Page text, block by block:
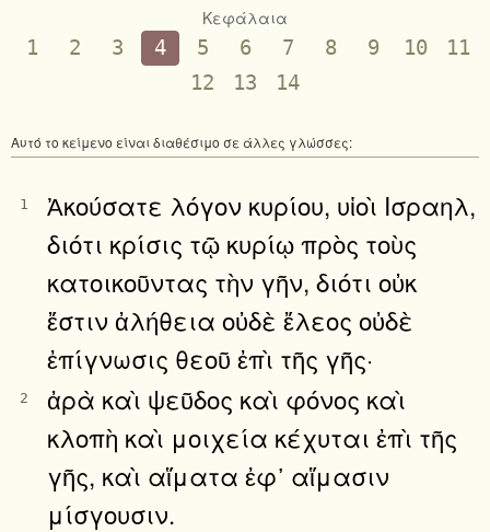
Κεφάλαια
1 2 3 4 5 6 7 8 9 10
11
12
13 14
Αυτό το κείμενο είναι διαθέσιμο σε άλλες γλώσσες:
1
Ἀκούσατε λόγον κυρίου, υἱοὶ Ισραηλ,
διότι κρίσις τῷ κυρίῳ πρὸς τοὺς
κατοικοῦντας τὴν γῆν, διότι οὐκ
ἔστιν ἀλήθεια οὐδὲ ἔλεος οὐδὲ
ἐπίγνωσις θεοῦ ἐπὶ τῆς γῆς·
2
ἀρὰ καὶ ψεῦδος καὶ φόνος καὶ
κλοπὴ καὶ μοιχεία κέχυται ἐπὶ τῆς
γῆς, καὶ αἵματα ἐφ᾿ αἵμασιν
μίσγουσιν.